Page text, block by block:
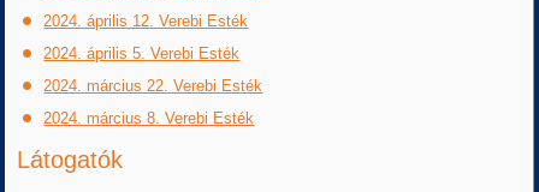
2024. április 12. Verebi Esték
2024. április 5. Verebi Esték
2024. március 22. Verebi Esték
2024. március 8. Verebi Esték
Látogatók